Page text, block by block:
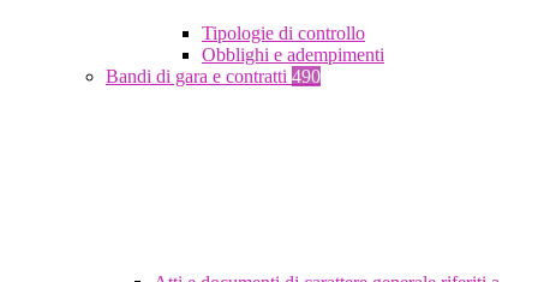
Tipologie di controllo
Obblighi e adempimenti
Bandi di gara e contratti 490